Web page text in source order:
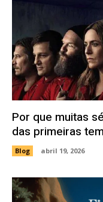
Por que muitas
das primeiras
Blog abril 19, 2026